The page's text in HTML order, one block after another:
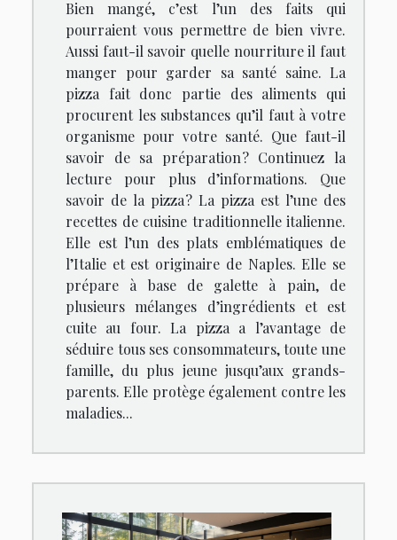
Bien mangé, c’est l’un des faits qui
pourraient vous permettre de bien vivre.
Aussi faut-il savoir quelle nourriture il faut
manger pour garder sa santé saine. La
pizza fait donc partie des aliments qui
procurent les substances qu’il faut à votre
organisme pour votre santé. Que faut-il
savoir de sa préparation ? Continuez la
lecture pour plus d’informations. Que
savoir de la pizza ? La pizza est l’une des
recettes de cuisine traditionnelle italienne.
Elle est l’un des plats emblématiques de
l’Italie et est originaire de Naples. Elle se
prépare à base de galette à pain, de
plusieurs mélanges d’ingrédients et est
cuite au four. La pizza a l’avantage de
séduire tous ses consommateurs, toute une
famille, du plus jeune jusqu’aux grands-
parents. Elle protège également contre les
maladies...